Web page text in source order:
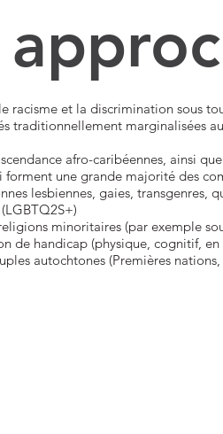
racisme et la discrimination sous
traditionnellement marginalisées
afro-caribéennes, ainsi
une grande majorité des
lesbiennes, gaies, transgenres,
minoritaires (par exemple
de handicap (physique, cognitif,
autochtones (Premières